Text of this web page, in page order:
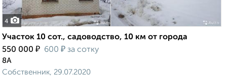
4
Участок 10 сот., садоводство, 10 км от города
550 000 ₽ 600 ₽ за сотку
8А
Собственник, 29.07.2020